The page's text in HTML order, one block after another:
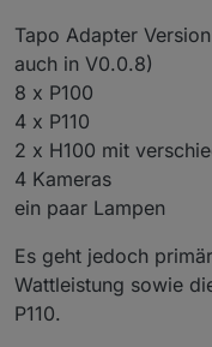
Tapo Adapter
auch in V0.0.8)
8 x P100
4 x P110
2 x H100 mit
4 Kameras
ein paar Lampen
Es geht jedoch
Wattleistung sowie
P110.